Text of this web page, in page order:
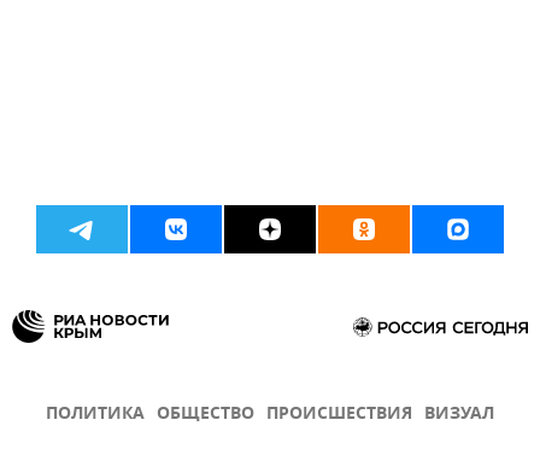
ПОЛИТИКА ОБЩЕСТВО ПРОИСШЕСТВИЯ ВИЗУАЛ